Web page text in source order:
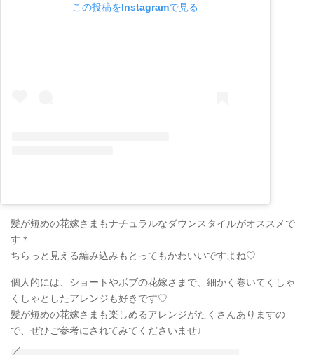
この投稿をInstagramで見る
髪が短めの花嫁さまもナチュラルなダウンスタイルがオススメで
す＊
ちらっと見える編み込みもとってもかわいいですよね♡
個人的には、ショートやボブの花嫁さまで、細かく巻いてくしゃ
くしゃとしたアレンジも好きです♡
髪が短めの花嫁さまも楽しめるアレンジがたくさんありますの
で、ぜひご参考にされてみてくださいませ♩